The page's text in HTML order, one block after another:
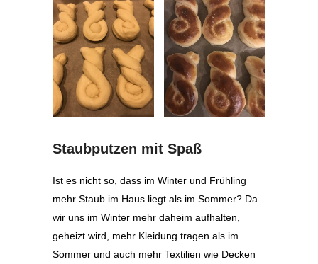
Staubputzen mit Spaß
Ist es nicht so, dass im Winter und Frühling
mehr Staub im Haus liegt als im Sommer? Da
wir uns im Winter mehr daheim aufhalten,
geheizt wird, mehr Kleidung tragen als im
Sommer und auch mehr Textilien wie Decken